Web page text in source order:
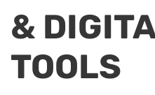
&
TOOLS